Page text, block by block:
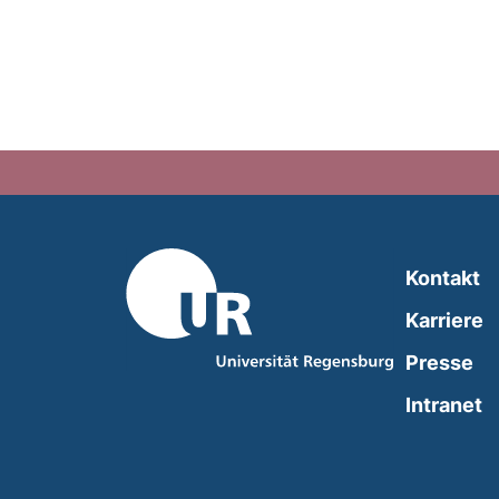
Kontakt
Karriere
Presse
Intranet